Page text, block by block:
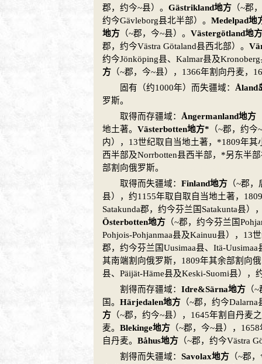
郡，约今~县）。 Gästrikland地方 （~郡
约今Gävleborg县北半部）。 Medelpad地
地方 （~郡，今~县）。 Västergötland地方
郡，约今Västra Götaland县西北部）。
约今Jönköping县、Kalmar县及
方 （~郡，今~县），1366年割向丹麦，
固有（约1000年）而失疆域： Åland
罗斯。
取得而存疆域： Ångermanland地方
地土著。 Västerbotten地方* （~郡，约
内），13世纪取自当地土著，*1809年其
西半部及Norrbotten县西半部，*另东半
部割向俄罗斯。
取得而失疆域： Finland地方 （~郡
县），约1155年取自取自当地土著，
Satakunda郡，约今芬兰 国Satakunta县）
Österbotten地方 （~郡，约今芬兰 国
Pohjois-Pohjanmaa县及Kainuu县），13
郡，约今芬兰 国Uusimaa县、Itä-
其南端割向俄罗斯，1809年其余部割向
县、Päijät-Häme县及Keski-Suomi县）
割得而存疆域： Idre&Särna地方 （
国。 Härjedalen地方 （~郡，约今
方 （~郡，约今~县），1645年割自丹麦之
麦。 Blekinge地方 （~郡，今~县），
自丹麦。 Båhus地方 （~郡，约今Västra
割得而失疆域： Savolax地方 （~郡